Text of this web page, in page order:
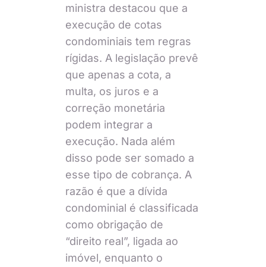
ministra destacou que a
execução de cotas
condominiais tem regras
rígidas. A legislação prevê
que apenas a cota, a
multa, os juros e a
correção monetária
podem integrar a
execução. Nada além
disso pode ser somado a
esse tipo de cobrança. A
razão é que a dívida
condominial é classificada
como obrigação de
“direito real”, ligada ao
imóvel, enquanto o